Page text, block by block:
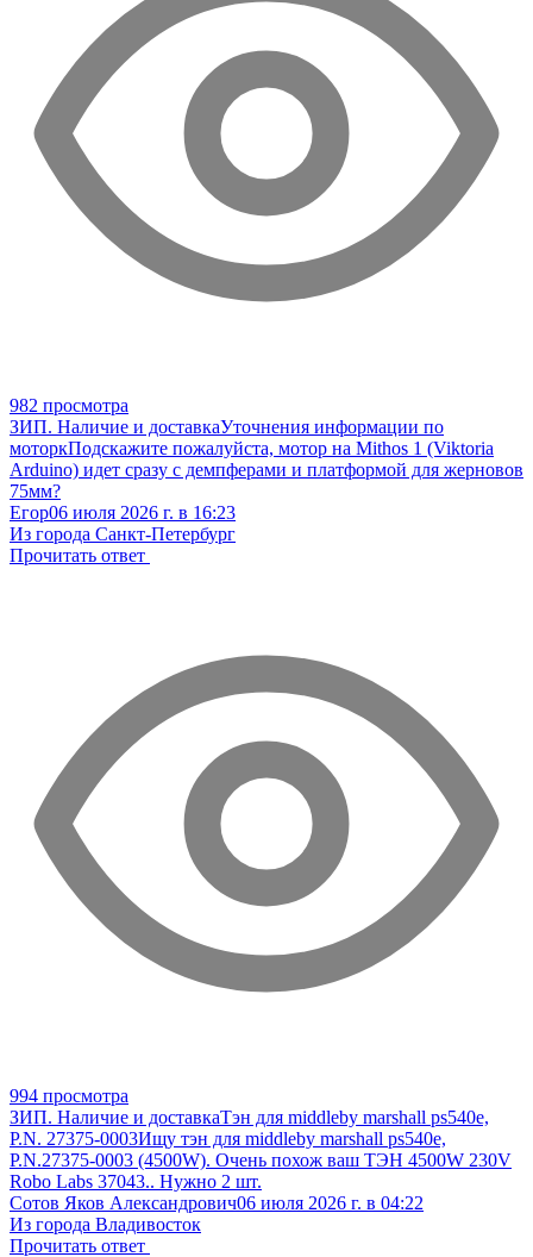
982 просмотра
ЗИП. Наличие и доставкаУточнения информации по
моторкПодскажите пожалуйста, мотор на Mithos 1 (Viktoria
Arduino) идет сразу с демпферами и платформой для жерновов
75мм?
Егор06 июля 2026 г. в 16:23
Из города Санкт-Петербург
Прочитать ответ
994 просмотра
ЗИП. Наличие и доставкаТэн для middleby marshall ps540e,
P.N. 27375-0003Ищу тэн для middleby marshall ps540e,
P.N.27375-0003 (4500W). Очень похож ваш ТЭН 4500W 230V
Robo Labs 37043.. Нужно 2 шт.
Сотов Яков Александрович06 июля 2026 г. в 04:22
Из города Владивосток
Прочитать ответ